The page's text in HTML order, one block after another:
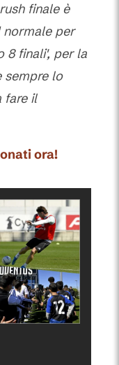
finale è
normale per
8 finali', per la
sempre lo
fare il
ora!